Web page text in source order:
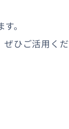
。
ぜひご活用くだ